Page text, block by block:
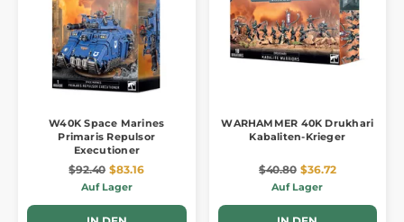
W40K Space Marines
Primaris Repulsor
Executioner
$92.40 $83.16
Auf Lager
WARHAMMER 40K Drukhari
Kabaliten-Krieger
$40.80 $36.72
Auf Lager